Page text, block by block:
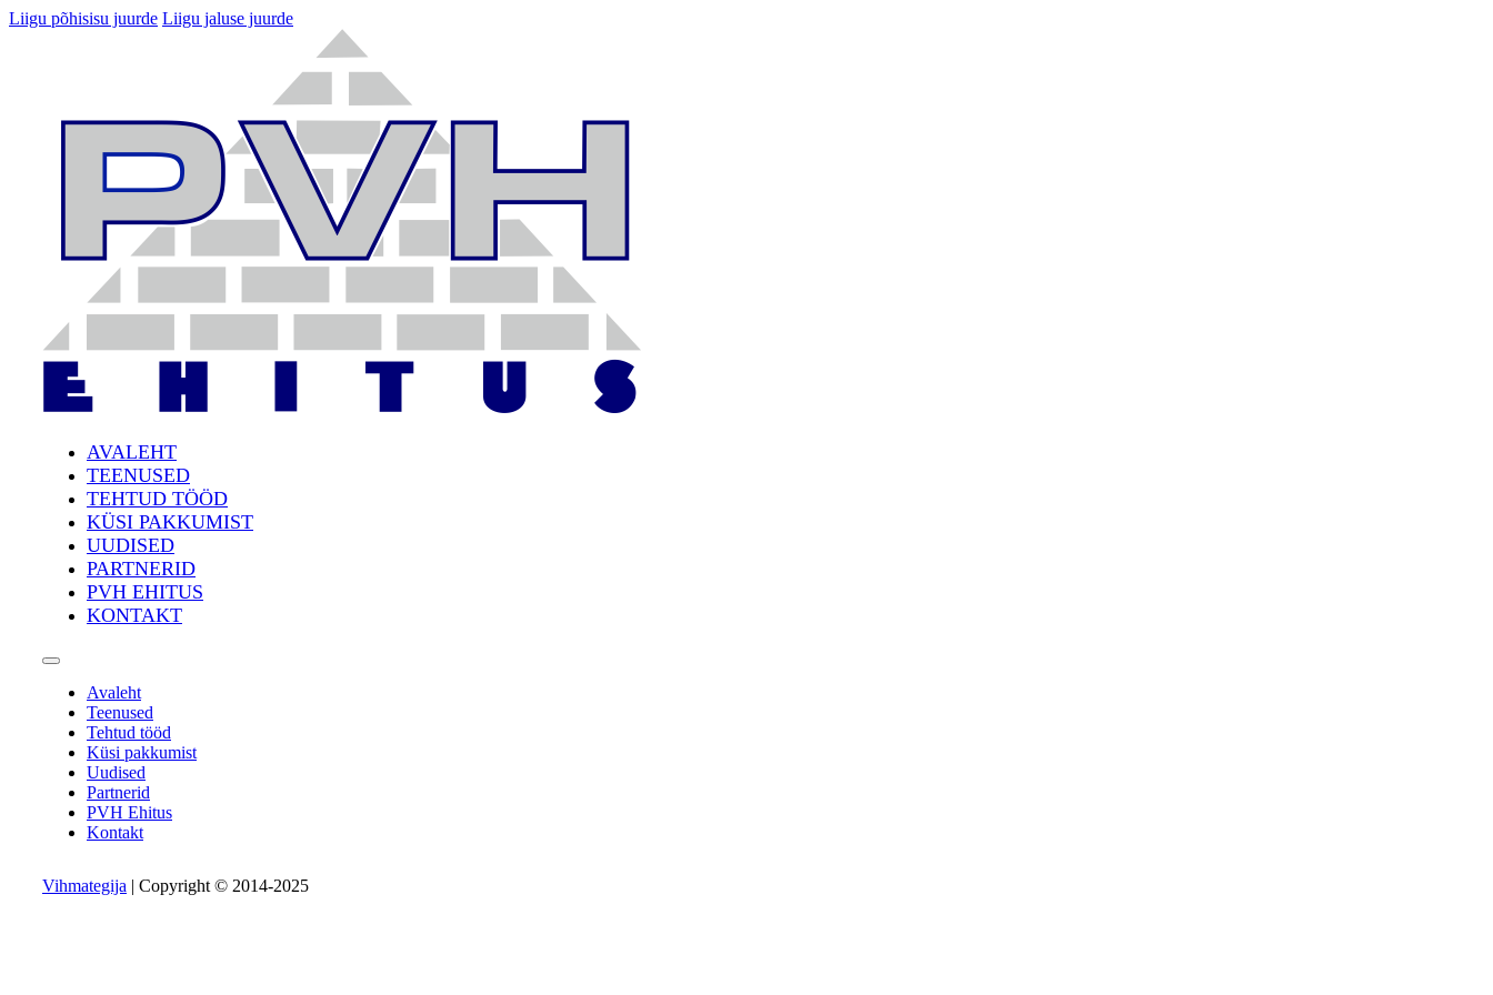
Liigu põhisisu juurde Liigu jaluse juurde
AVALEHT
TEENUSED
TEHTUD TÖÖD
KÜSI PAKKUMIST
UUDISED
PARTNERID
PVH EHITUS
KONTAKT
Avaleht
Teenused
Tehtud tööd
Küsi pakkumist
Uudised
Partnerid
PVH Ehitus
Kontakt
Vihmategija | Copyright © 2014-2025